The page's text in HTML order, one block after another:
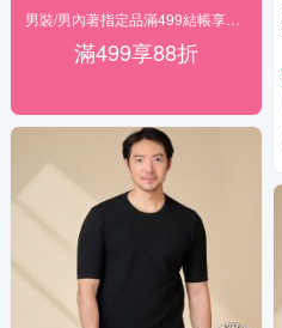
滿499享88折